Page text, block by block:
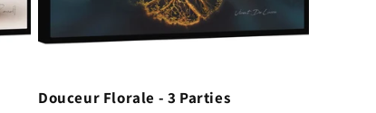
Douceur Florale - 3 Parties